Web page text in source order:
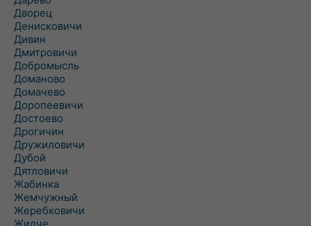
Дворец
Денисковичи
Дивин
Дмитровичи
Добромысль
Доманово
Домачево
Доропеевичи
Достоево
Дрогичин
Дружиловичи
Дубой
Дятловичи
Жабинка
Жемчужный
Жеребковичи